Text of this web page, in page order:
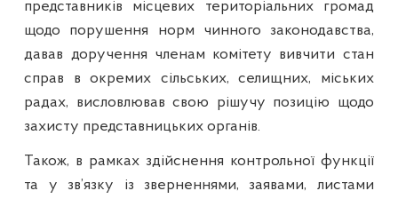
представників місцевих територіальних громад
щодо порушення норм чинного законодавства,
давав доручення членам комітету вивчити стан
справ в окремих сільських, селищних, міських
радах, висловлював свою рішучу позицію щодо
захисту представницьких органів.
Також, в рамках здійснення контрольної функції
та у зв’язку із зверненнями, заявами, листами